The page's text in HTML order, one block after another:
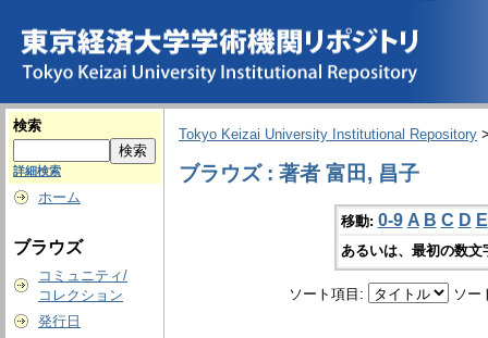
検索
詳細検索
ホーム
ブラウズ
コミュニティ/
コレクション
発行日
Tokyo Keizai University Institutional Repository
ブラウズ : 著者 富田, 昌子
移動: 0-9 A B C D E
あるいは、最初の数
ソート項目: ソー